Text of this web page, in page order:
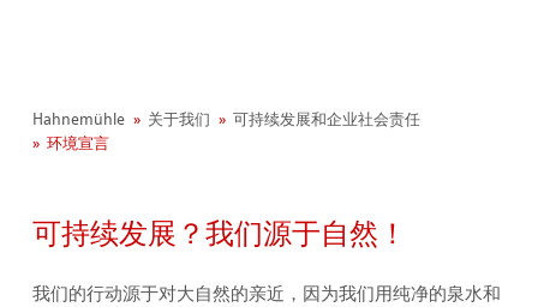
Hahnemühle 关于我们
可持续发展和企业社会责任
环境宣言
可持续发展？我们源于自然！
我们的行动源于对大自然的亲近，因为我们用纯净的泉水和